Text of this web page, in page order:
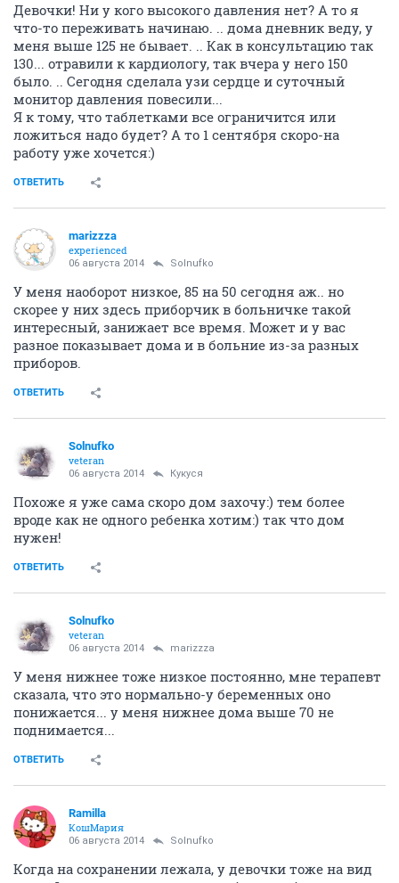
Девочки! Ни у кого высокого давления нет? А то я
что-то переживать начинаю. .. дома дневник веду, у
меня выше 125 не бывает. .. Как в консультацию так
130... отравили к кардиологу, так вчера у него 150
было. .. Сегодня сделала узи сердце и суточный
монитор давления повесили...
Я к тому, что таблетками все ограничится или
ложиться надо будет? А то 1 сентября скоро-на
работу уже хочется:)
ОТВЕТИТЬ
marizzza
experienced
06 августа 2014 Solnufko
У меня наоборот низкое, 85 на 50 сегодня аж.. но
скорее у них здесь приборчик в больничке такой
интересный, занижает все время. Может и у вас
разное показывает дома и в больние из-за разных
приборов.
ОТВЕТИТЬ
Solnufko
veteran
06 августа 2014 Кукуся
Похоже я уже сама скоро дом захочу:) тем более
вроде как не одного ребенка хотим:) так что дом
нужен!
ОТВЕТИТЬ
Solnufko
veteran
06 августа 2014 marizzza
У меня нижнее тоже низкое постоянно, мне терапевт
сказала, что это нормально-у беременных оно
понижается... у меня нижнее дома выше 70 не
поднимается...
ОТВЕТИТЬ
Ramilla
КошМария
06 августа 2014 Solnufko
Когда на сохранении лежала, у девочки тоже на вид